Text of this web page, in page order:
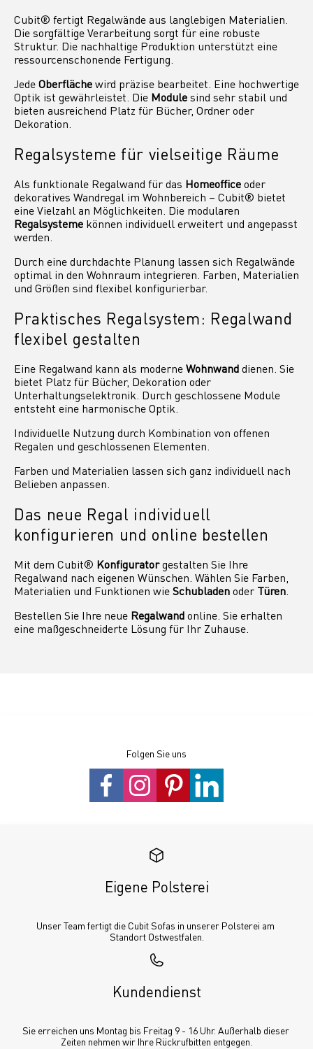
Cubit® fertigt Regalwände aus langlebigen Materialien.
Die sorgfältige Verarbeitung sorgt für eine robuste
Struktur. Die nachhaltige Produktion unterstützt eine
ressourcenschonende Fertigung.
JedeOberflächewird präzise bearbeitet. Eine hochwertige
Optik ist gewährleistet. Die Modulesind sehr stabil und
bieten ausreichend Platz für Bücher, Ordner oder
Dekoration.
Regalsysteme für vielseitige Räume
Als funktionale Regalwand für das Homeofficeoder
dekoratives Wandregal im Wohnbereich – Cubit® bietet
eine Vielzahl an Möglichkeiten. Die modularen
Regalsysteme können individuell erweitert und angepasst
werden.
Durch eine durchdachte Planung lassen sich Regalwände
optimal in den Wohnraum integrieren. Farben, Materialien
und Größen sind flexibel konfigurierbar.
Praktisches Regalsystem: Regalwand
flexibel gestalten
Eine Regalwand kann als moderneWohnwanddienen. Sie
bietet Platz für Bücher, Dekoration oder
Unterhaltungselektronik. Durch geschlossene Module
entsteht eine harmonische Optik.
Individuelle Nutzung durch Kombination von offenen
Regalen und geschlossenen Elementen.
Farben und Materialien lassen sich ganz individuell nach
Belieben anpassen.
Das neue Regal individuell
konfigurieren und online bestellen
Mit dem Cubit® Konfiguratorgestalten Sie Ihre
Regalwand nach eigenen Wünschen. Wählen Sie Farben,
Materialien und Funktionen wieSchubladenoder Türen
Bestellen Sie Ihre neue Regalwandonline. Sie erhalten
eine maßgeschneiderte Lösung für Ihr Zuhause.
Folgen Sie uns
Eigene Polsterei
Unser Team fertigt die Cubit Sofas in unserer Polsterei am
Standort Ostwestfalen.
Kundendienst
Sie erreichen uns Montag bis Freitag 9 - 16 Uhr. Außerhalb dieser
Zeiten nehmen wir Ihre Rückrufbitten entgegen.